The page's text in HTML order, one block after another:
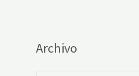
Archivo